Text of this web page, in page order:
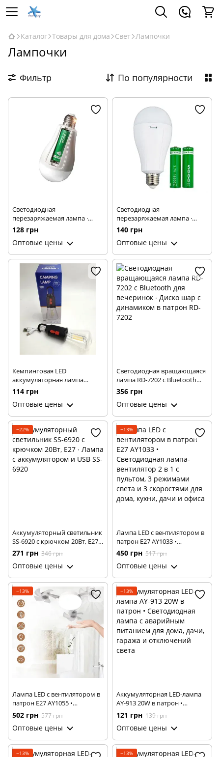
Каталог Товары для дома Свет Лампочки
Лампочки
Фильтр По популярности
Светодиодная
перезаряжаемая лампа ·
Аварийная лампочка с
аккумулятором 2 x 18650 15w
E27
128 грн
Оптовые цены
Светодиодная
перезаряжаемая лампа ·
Аварийная лампочка с
аккумулятором 18650 20w
E27
140 грн
Оптовые цены
Кемпинговая LED
аккумуляторная лампа
Camping Lamp T-02 ∙
Светильник Camping Lamp T-
02 с крючком
114 грн
Оптовые цены
Светодиодная вращающаяся
лампа RD-7202 с Bluetooth
для вечеринок ∙ Диско шар с
динамиком в патрон RD-7202
356 грн
Оптовые цены
−22%
Аккумуляторный светильник
SS-6920 с крючком 20Вт, Е27 ∙
Лампа с аккумулятором и
USB SS-6920
271 грн 346 грн
Оптовые цены
−13%
Лампа LED с вентилятором в
патрон E27 AY1033 •
Светодиодная лампа-
вентилятор 2 в 1 с пультом, 3
режимами света и 3
скоростями для дома, кухни,
дачи и офиса
450 грн 517 грн
Оптовые цены
−13%
Лампа LED с вентилятором в
патрон E27 AY1055 •
Светодиодная лампа-
вентилятор 2 в 1 с пультом, 3
режимами света и 3
скоростями для дома, кухни,
дачи и офиса
502 грн 577 грн
Оптовые цены
−13%
Аккумуляторная LED-лампа
AY-913 20W в патрон •
Светодиодная лампа с
аварийным питанием для
дома, дачи, гаража и
отключений света
121 грн 139 грн
Оптовые цены
−13% −13%